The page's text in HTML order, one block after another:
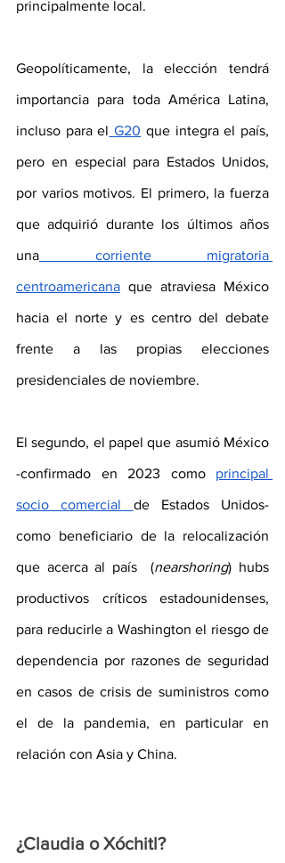
principalmente local.
Geopolíticamente, la elección tendrá
importancia para toda América Latina,
incluso para el G20 que integra el país,
pero en especial para Estados Unidos,
por varios motivos. El primero, la fuerza
que adquirió durante los últimos años
una corriente migratoria
centroamericana que atraviesa México
hacia el norte y es centro del debate
frente a las propias elecciones
presidenciales de noviembre.
El segundo, el papel que asumió México
-confirmado en 2023 como principal
socio comercial de Estados Unidos-
como beneficiario de la relocalización
que acerca al país  (nearshoring) hubs
productivos críticos estadounidenses,
para reducirle a Washington el riesgo de
dependencia por razones de seguridad
en casos de crisis de suministros como
el de la pandemia, en particular en
relación con Asia y China.
¿Claudia o Xóchitl?